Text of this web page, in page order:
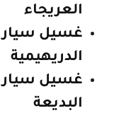
العريجاء
غسيل
الدريهيمية
غسيل
البديعة